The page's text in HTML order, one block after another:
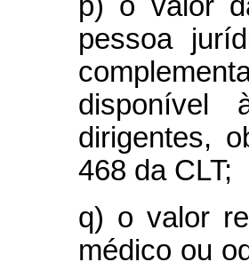
pessoa
disponível
dirigentes,
468 da CLT;
q) o valor
médico ou